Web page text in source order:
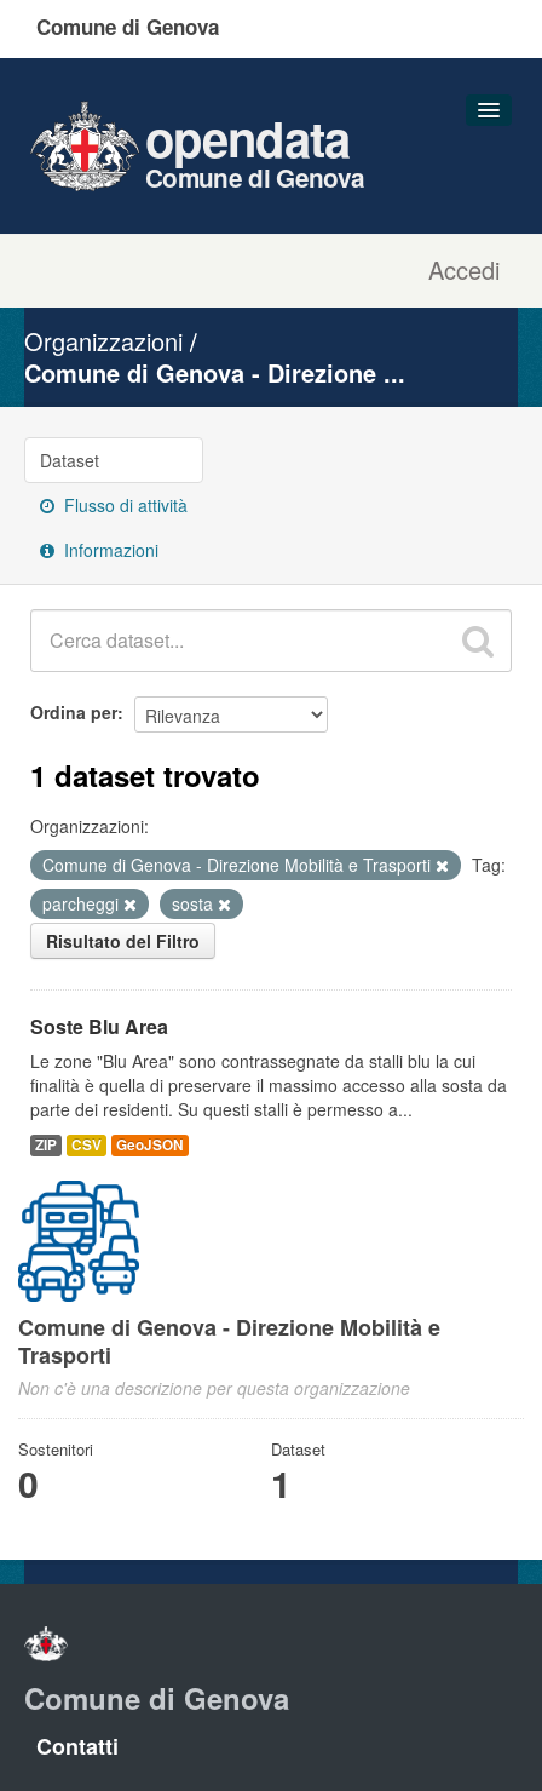
Comune di Genova
Accedi
opendata
Comune di Genova
Gruppi
Organizzazioni
Comune di Genova - Direzione ...
Dataset
Flusso di attività
Informazioni
Ordina per
1 dataset trovato
Organizzazioni:
Comune di Genova - Direzione Mobilità e Trasporti
Tag:
parcheggi
sosta
Risultato del Filtro
Soste Blu Area
Le zone "Blu Area" sono contrassegnate da stalli blu la cui
finalità è quella di preservare il massimo accesso alla sosta da
parte dei residenti. Su questi stalli è permesso a...
ZIP CSV GeoJSON
Comune di Genova - Direzione Mobilità e
Trasporti
Non c'è una descrizione per questa organizzazione
Sostenitori
0
Dataset
1
Comune di Genova
Contatti